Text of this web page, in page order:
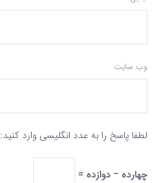
وب‌ سایت
لطفا پاسخ را به عدد انگلیسی وارد کنید:
چهارده − دوازده =